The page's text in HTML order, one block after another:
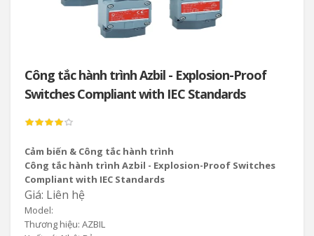
Công tắc hành trình Azbil - Explosion-Proof
Switches Compliant with IEC Standards
Cảm biến & Công tắc hành trình
Công tắc hành trình Azbil - Explosion-Proof Switches
Compliant with IEC Standards
Giá: Liên hệ
Model:
Thương hiệu: AZBIL